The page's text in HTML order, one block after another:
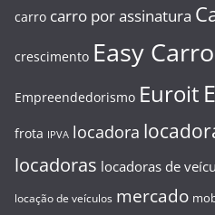
carro carro por assinatura
crescimento Easy
Empreendedorismo Euroit
frota IPVA locadora
locadoras locadoras de
locação de veículos mercado